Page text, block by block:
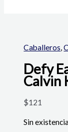
Caballeros,
Defy
Calvin
$121
Sin